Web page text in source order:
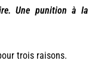
Une punition à la
trois raisons.